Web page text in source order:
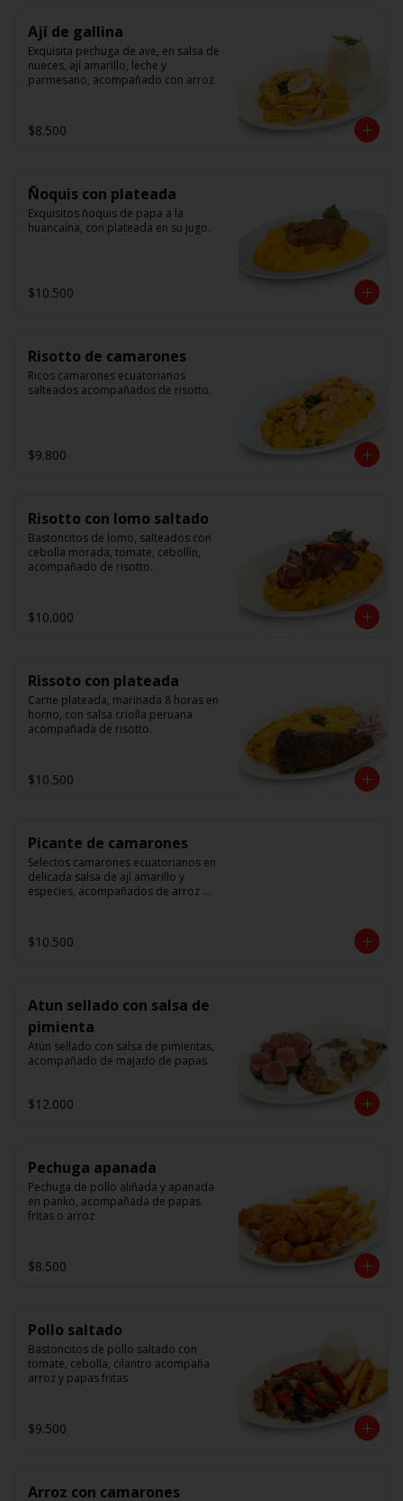
Ají de gallina
Exquisita pechuga de ave, en salsa de
nueces, ají amarillo, leche y
parmesano, acompañado con arroz
$8.500
Ñoquis con plateada
Exquisitos ñoquis de papa a la
huancaína, con plateada en su jugo.
$10.500
Risotto de camarones
Ricos camarones ecuatorianos
salteados acompañados de risotto.
$9.800
Risotto con lomo saltado
Bastoncitos de lomo, salteados con
cebolla morada, tomate, cebollín,
acompañado de risotto.
$10.000
Rissoto con plateada
Carne plateada, marinada 8 horas en
horno, con salsa criolla peruana
acompañada de risotto.
$10.500
Picante de camarones
Selectos camarones ecuatorianos en
delicada salsa de ají amarillo y
especies, acompañados de arroz
$10.500
Atun sellado con salsa de
pimienta
Atún sellado con salsa de pimientas,
acompañado de majado de papas.
$12.000
Pechuga apanada
Pechuga de pollo aliñada y apanada
en panko, acompañada de papas
fritas o arroz
$8.500
Pollo saltado
Bastoncitos de pollo saltado con
tomate, cebolla, cilantro acompaña
arroz y papas fritas
$9.500
Arroz con camarones